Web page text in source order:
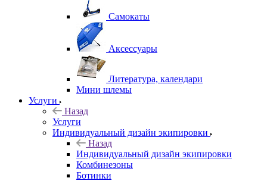
Самокаты
Аксессуары
Литература, календари
Мини шлемы
Услуги
Назад
Услуги
Индивидуальный дизайн экипировки
Назад
Индивидуальный дизайн экипировки
Комбинезоны
Ботинки